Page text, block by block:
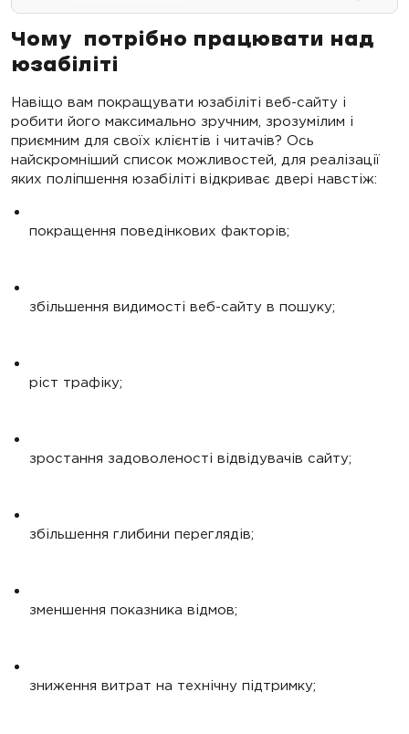
Чому потрібно працювати над
юзабіліті
Навіщо вам покращувати юзабіліті веб-сайту і
робити його максимально зручним, зрозумілим і
приємним для своїх клієнтів і читачів? Ось
найскромніший список можливостей, для реалізації
яких поліпшення юзабіліті відкриває двері навстіж:
покращення поведінкових факторів;
збільшення видимості веб-сайту в пошуку;
ріст трафіку;
зростання задоволеності відвідувачів сайту;
збільшення глибини переглядів;
зменшення показника відмов;
зниження витрат на технічну підтримку;